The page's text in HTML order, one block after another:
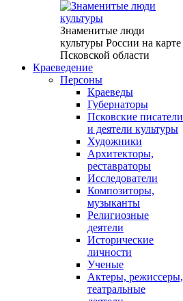
Знаменитые люди
культуры России на карте
Псковской области
Краеведение
Персоны
Краеведы
Губернаторы
Псковские писатели
и деятели культуры
Художники
Архитекторы,
реставраторы
Исследователи
Композиторы,
музыканты
Религиозные
деятели
Исторические
личности
Ученые
Актеры, режиссеры,
театральные